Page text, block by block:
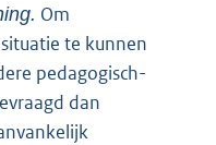
Om
te kunnen
pedagogisch-
dan